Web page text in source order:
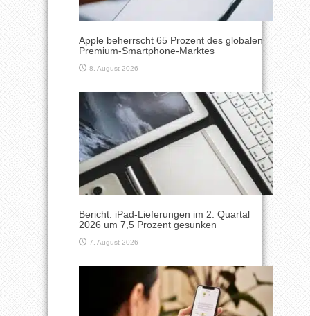
Apple beherrscht 65 Prozent des globalen
Premium-Smartphone-Marktes
8. August 2026
Bericht: iPad-Lieferungen im 2. Quartal
2026 um 7,5 Prozent gesunken
7. August 2026